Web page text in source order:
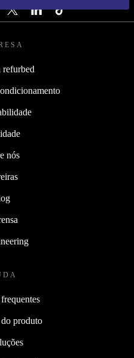
refurbed
nós
produto